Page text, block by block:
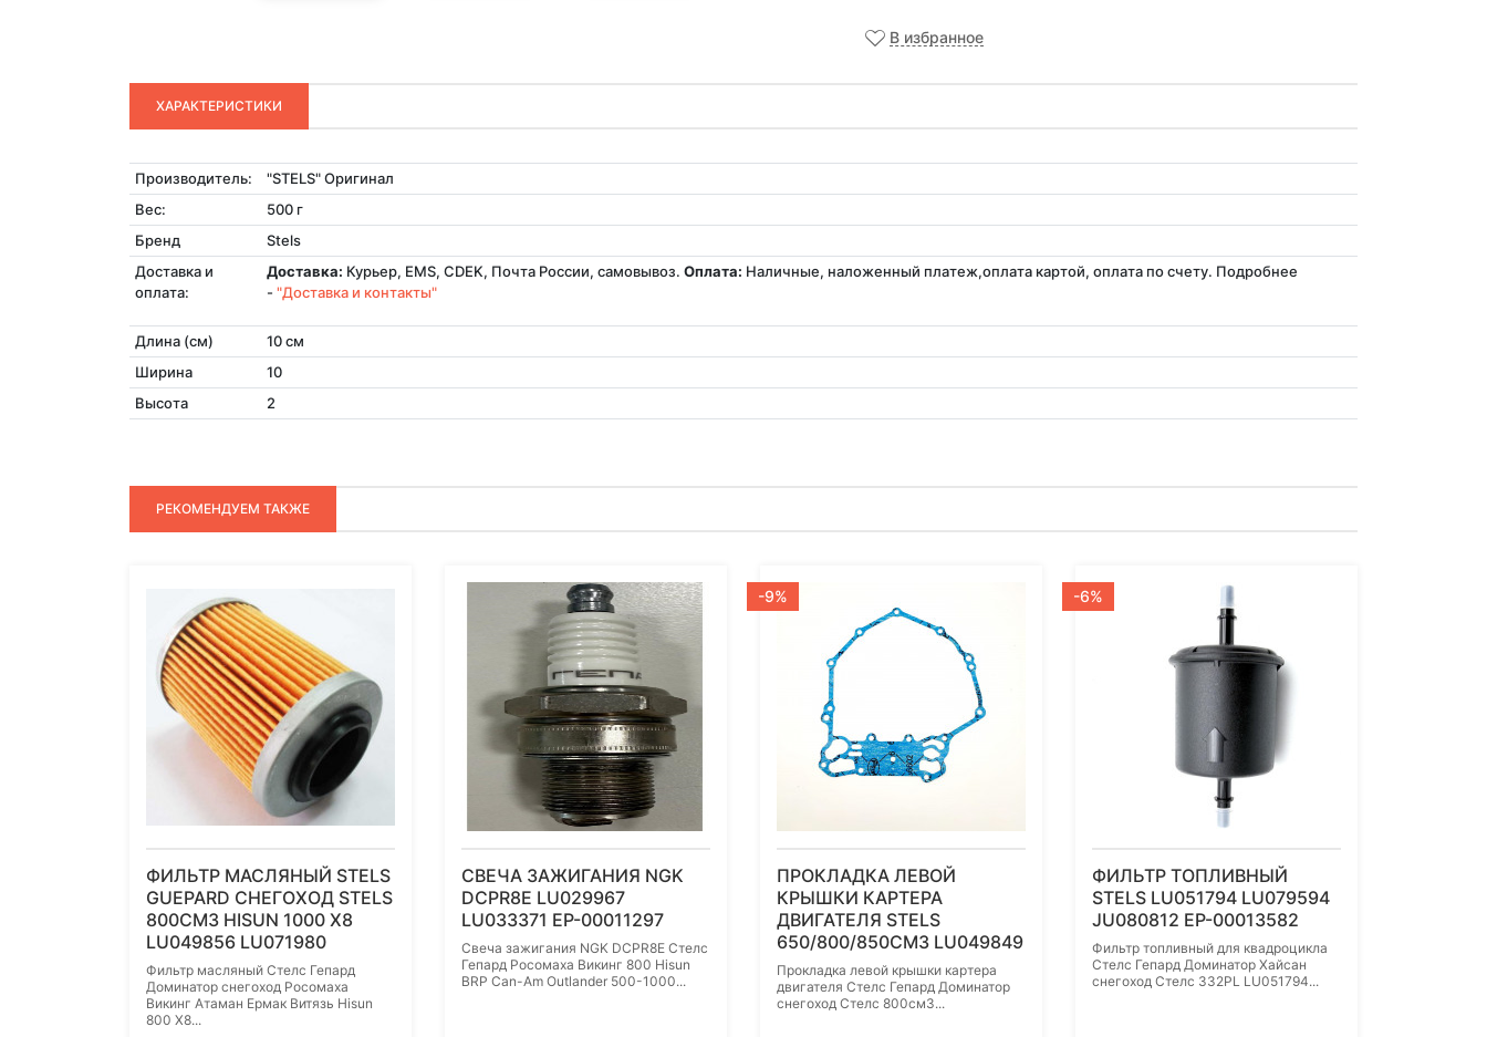
В избранное
ХАРАКТЕРИСТИКИ
Производитель:
"STELS" Оригинал
Вес:
500 г
Бренд
Stels
Доставка и
оплата:
Доставка: Курьер, EMS, CDEK, Почта России, самовывоз. Оплата: Наличные, наложенный платеж,оплата картой, оплата по счету. Подробнее
- "Доставка и контакты"
Длина (см)
10 см
Ширина
10
Высота
2
РЕКОМЕНДУЕМ ТАКЖЕ
ФИЛЬТР МАСЛЯНЫЙ STELS
GUEPARD СНЕГОХОД STELS
800СМ3 HISUN 1000 X8
LU049856 LU071980
Фильтр масляный Стелс Гепард
Доминатор снегоход Росомаха
Викинг Атаман Ермак Витязь Hisun
800 X8...
СВЕЧА ЗАЖИГАНИЯ NGK
DCPR8E LU029967
LU033371 EP-00011297
Свеча зажигания NGK DCPR8E Стелс
Гепард Росомаха Викинг 800 Hisun
BRP Can-Am Outlander 500-1000...
-9%
ПРОКЛАДКА ЛЕВОЙ
КРЫШКИ КАРТЕРА
ДВИГАТЕЛЯ STELS
650/800/850СМ3 LU049849
Прокладка левой крышки картера
двигателя Стелс Гепард Доминатор
снегоход Стелс 800см3...
-6%
ФИЛЬТР ТОПЛИВНЫЙ
STELS LU051794 LU079594
JU080812 EP-00013582
Фильтр топливный для квадроцикла
Стелс Гепард Доминатор Хайсан
снегоход Стелс 332PL LU051794...